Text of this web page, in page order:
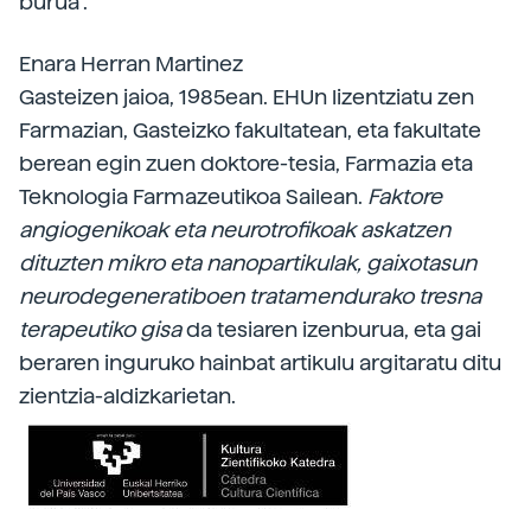
Enara Herran Martinez
Gasteizen jaioa, 1985ean. EHUn lizentziatu zen
Farmazian, Gasteizko fakultatean, eta fakultate
berean egin zuen doktore-tesia, Farmazia eta
Teknologia Farmazeutikoa Sailean. Faktore
angiogenikoak eta neurotrofikoak askatzen
dituzten mikro eta nanopartikulak, gaixotasun
neurodegeneratiboen tratamendurako tresna
terapeutiko gisada tesiaren izenburua, eta gai
beraren inguruko hainbat artikulu argitaratu ditu
zientzia-aldizkarietan.